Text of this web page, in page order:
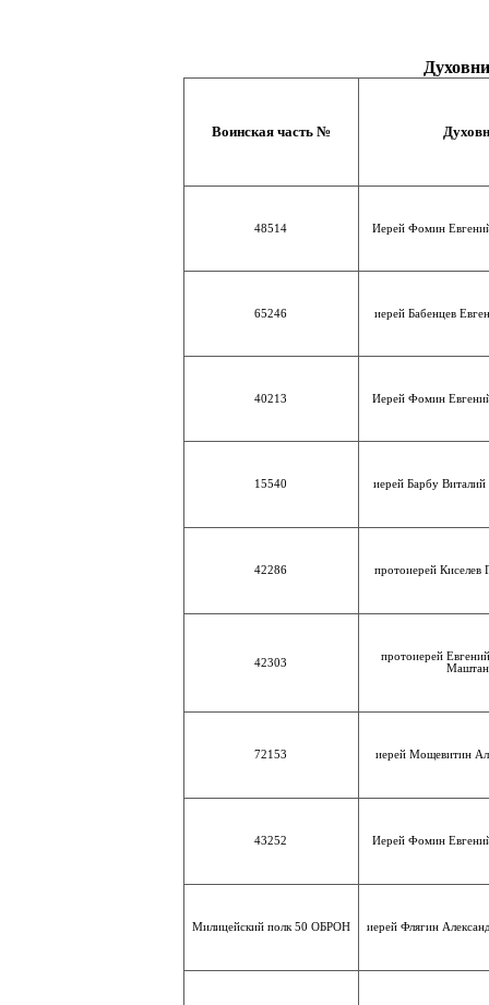
Воинская часть №
48514 Иерей Фомин
65246 иерей Бабенцев
40213 Иерей Фомин
15540 иерей Барбу Виталий
42286 протоиерей Киселев
42303
протоиерей
72153 иерей Мощевитин
43252 Иерей Фомин
Милицейский полк 50 ОБРОН иерей Флягин